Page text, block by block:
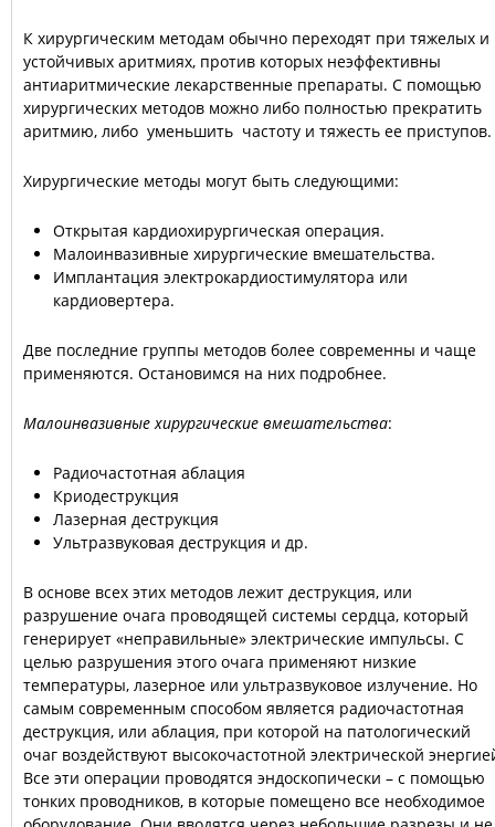
К хирургическим методам обычно переходят при тяжелых и
устойчивых аритмиях, против которых неэффективны
антиаритмические лекарственные препараты. С помощью
хирургических методов можно либо полностью прекратить
аритмию, либо уменьшить частоту и тяжесть ее приступов.
Хирургические методы могут быть следующими:
Открытая кардиохирургическая операция.
Малоинвазивные хирургические вмешательства.
Имплантация электрокардиостимулятора или
кардиовертера.
Две последние группы методов более современны и чаще
применяются. Остановимся на них подробнее.
Малоинвазивные хирургические вмешательства:
Радиочастотная аблация
Криодеструкция
Лазерная деструкция
Ультразвуковая деструкция и др.
В основе всех этих методов лежит деструкция, или
разрушение очага проводящей системы сердца, который
генерирует «неправильные» электрические импульсы. С
целью разрушения этого очага применяют низкие
температуры, лазерное или ультразвуковое излучение. Но
самым современным способом является радиочастотная
деструкция, или аблация, при которой на патологический
очаг воздействуют высокочастотной электрической
Все эти операции проводятся эндоскопически – с помощью
тонких проводников, в которые помещено все необходимое